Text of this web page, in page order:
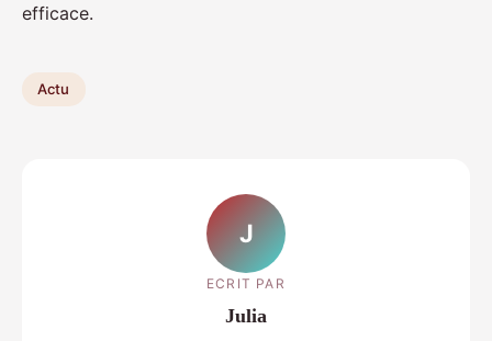
efficace.
Actu
J
ECRIT PAR
Julia